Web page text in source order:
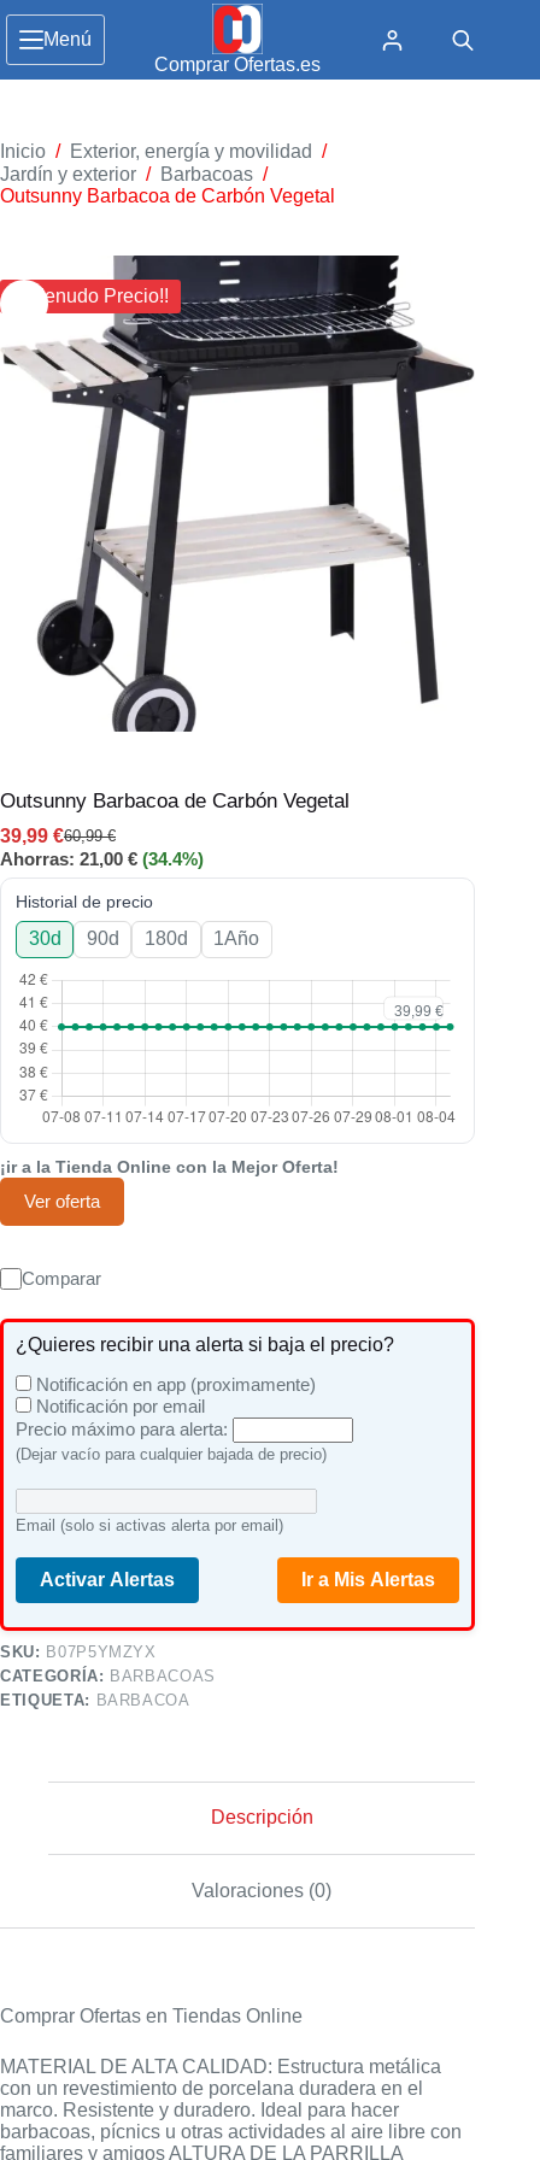
Menú
Comprar Ofertas.es
Inicio / Exterior, energía y movilidad /
Jardín y exterior / Barbacoas /
Outsunny Barbacoa de Carbón Vegetal
¡¡ Menudo Precio!!
Outsunny Barbacoa de Carbón Vegetal
60,99€
39,99 €
Ahorras: 21,00 € (34.4%)
Historial de precio
30d 90d 180d 1Año
¡ir a la Tienda Online con la Mejor Oferta!
Ver oferta
Comparar
¿Quieres recibir una alerta si baja el precio?
Notificación en app (proximamente)
Notificación por email
Precio máximo para alerta:
(Dejar vacío para cualquier bajada de precio)
Email (solo si activas alerta por email)
Activar Alertas Ir a Mis Alertas
SKU: B07P5YMZYX
CATEGORÍA: BARBACOAS
ETIQUETA: BARBACOA
Descripción
Valoraciones (0)
Comprar Ofertas en Tiendas Online
MATERIAL DE ALTA CALIDAD: Estructura metálica
con un revestimiento de porcelana duradera en el
marco. Resistente y duradero. Ideal para hacer
barbacoas, pícnics u otras actividades al aire libre con
familiares y amigos ALTURA DE LA PARRILLA